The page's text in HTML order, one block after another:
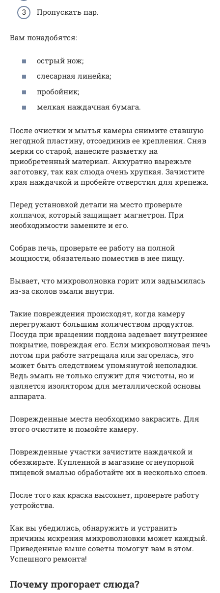
Пропускать пар.
Вам понадобятся:
острый нож;
слесарная линейка;
пробойник;
мелкая наждачная бумага.
После очистки и мытья камеры снимите ставшую
негодной пластину, отсоединив ее крепления. Сняв
мерки со старой, нанесите разметку на
приобретенный материал. Аккуратно вырежьте
заготовку, так как слюда очень хрупкая. Зачистите
края наждачкой и пробейте отверстия для крепежа.
Перед установкой детали на место проверьте
колпачок, который защищает магнетрон. При
необходимости замените и его.
Собрав печь, проверьте ее работу на полной
мощности, обязательно поместив в нее пищу.
Бывает, что микроволновка горит или задымилась
из-за сколов эмали внутри.
Такие повреждения происходят, когда камеру
перегружают большим количеством продуктов.
Посуда при вращении поддона задевает внутреннее
покрытие, повреждая его. Если микроволновая печь
потом при работе затрещала или загорелась, это
может быть следствием упомянутой неполадки.
Ведь эмаль не только служит для чистоты, но и
является изолятором для металлической основы
аппарата.
Поврежденные места необходимо закрасить. Для
этого очистите и помойте камеру.
Поврежденные участки зачистите наждачкой и
обезжирьте. Купленной в магазине огнеупорной
пищевой эмалью обработайте их в несколько слоев.
После того как краска высохнет, проверьте работу
устройства.
Как вы убедились, обнаружить и устранить
причины искрения микроволновки может каждый.
Приведенные выше советы помогут вам в этом.
Успешного ремонта!
Почему прогорает слюда?